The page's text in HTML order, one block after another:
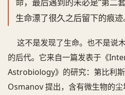
生命漂了很久之后留下的痕迹
这不是发现了生命。也不是说
的后代。它来自一篇发表于《
Astrobiology》的研究：第比利
Osmanov 提出，含有微生物的